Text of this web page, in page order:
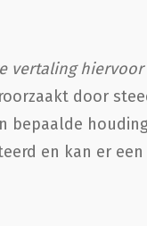
vertaling
door
bepaalde
en kan er